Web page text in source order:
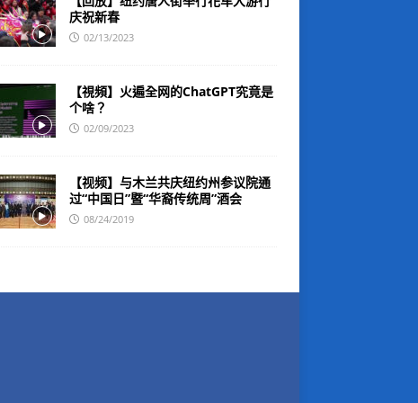
庆祝新春
02/13/2023
【視頻】火遍全网的ChatGPT究竟是
个啥？
02/09/2023
【视频】与木兰共庆纽约州参议院通
过“中国日”暨“华裔传统周”酒会
08/24/2019